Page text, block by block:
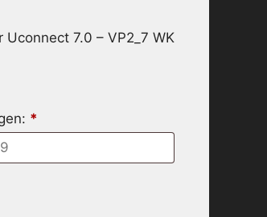
7.0 – VP2_7 WK
*